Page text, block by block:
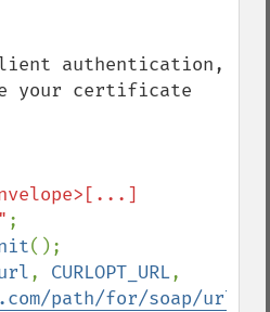
authentication,
your certificate
, CURLOPT_URL
path/for/soap/url/